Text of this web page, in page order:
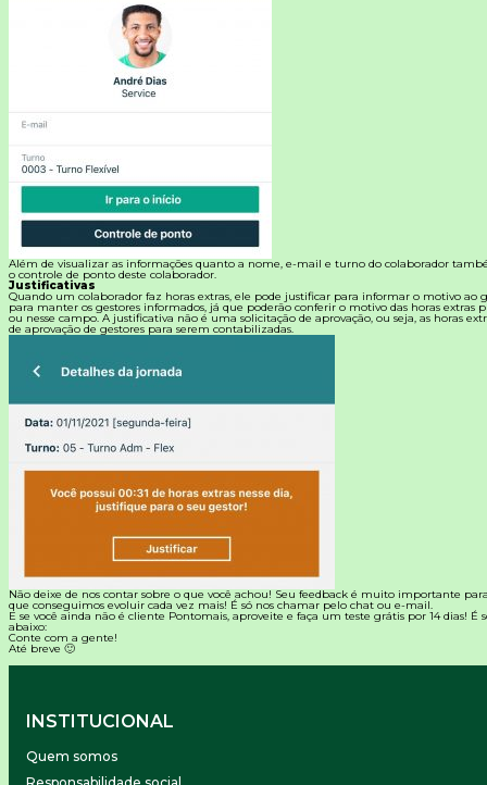
Além de visualizar as informações quanto a nome, e-mail e turno do colaborador
o controle de ponto deste colaborador.
Justificativas
Quando um colaborador faz horas extras, ele pode justificar para informar o motivo ao
para manter os gestores informados, já que poderão conferir o motivo das horas extras
ou nesse campo. A justificativa não é uma solicitação de aprovação, ou seja, as horas
de aprovação de gestores para serem contabilizadas.
Não deixe de nos contar sobre o que você achou! Seu feedback é muito importante
que conseguimos evoluir cada vez mais! É só nos chamar pelo chat ou e-mail.
E se você ainda não é cliente Pontomais, aproveite e faça um teste grátis por 14 dias! É
abaixo:
Conte com a gente!
Até breve 🙂
INSTITUCIONAL
Quem somos